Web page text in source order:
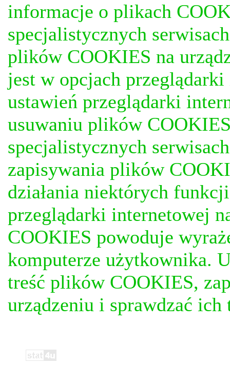
informacje o plikach
specjalistycznych
plików COOKIES na
jest w opcjach
ustawień przeglądarki
usuwaniu plików
specjalistycznych
zapisywania plików
działania niektórych
przeglądarki internetowej
COOKIES powoduje
komputerze użytkownika.
treść plików COOKIES,
urządzeniu i sprawdzać ich